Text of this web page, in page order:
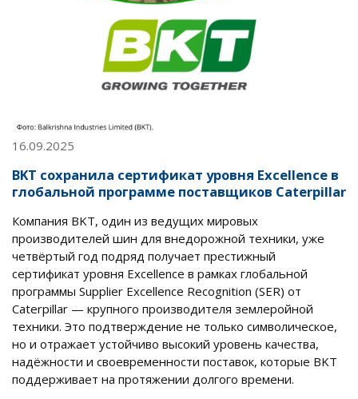
16.09.2025
BKT сохранила сертификат уровня Excellence в
глобальной программе поставщиков Caterpillar
Компания BKT, один из ведущих мировых
производителей шин для внедорожной техники, уже
четвёртый год подряд получает престижный
сертификат уровня Excellence в рамках глобальной
программы Supplier Excellence Recognition (SER) от
Caterpillar — крупного производителя землеройной
техники. Это подтверждение не только символическое,
но и отражает устойчиво высокий уровень качества,
надёжности и своевременности поставок, которые BKT
поддерживает на протяжении долгого времени.